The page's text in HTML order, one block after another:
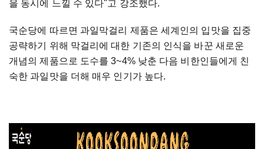
을 동시에 느낄 수 있다"고 강조했다.
국순당에 따르면 과일막걸리 제품은 세계인의 입맛을 집중
공략하기 위해 막걸리에 대한 기존의 인식을 바꾼 새로운
개념의 제품으로 도수를 3~4% 낮춘 다음 비한인들에게 친
숙한 과일맛을 더해 매우 인기가 높다.